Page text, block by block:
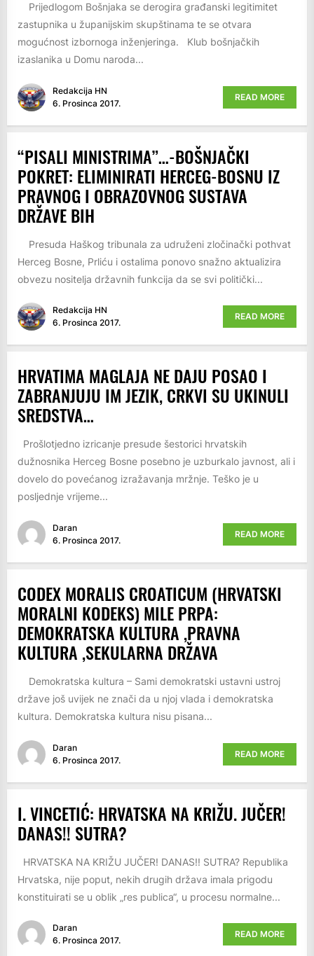
Prijedlogom Bošnjaka se derogira građanski legitimitet
zastupnika u županijskim skupštinama te se otvara
mogućnost izbornoga inženjeringa. Klub bošnjačkih
izaslanika u Domu naroda...
Redakcija HN
6. Prosinca 2017.
READ MORE
“PISALI MINISTRIMA”…-BOŠNJAČKI
POKRET: ELIMINIRATI HERCEG-BOSNU IZ
PRAVNOG I OBRAZOVNOG SUSTAVA
DRŽAVE BIH
Presuda Haškog tribunala za udruženi zločinački pothvat
Herceg Bosne, Prliću i ostalima ponovo snažno aktualizira
obvezu nositelja državnih funkcija da se svi politički...
Redakcija HN
6. Prosinca 2017.
READ MORE
HRVATIMA MAGLAJA NE DAJU POSAO I
ZABRANJUJU IM JEZIK, CRKVI SU UKINULI
SREDSTVA…
Prošlotjedno izricanje presude šestorici hrvatskih
dužnosnika Herceg Bosne posebno je uzburkalo javnost, ali i
dovelo do povećanog izražavanja mržnje. Teško je u
posljednje vrijeme...
Daran
6. Prosinca 2017.
READ MORE
CODEX MORALIS CROATICUM (HRVATSKI
MORALNI KODEKS) MILE PRPA:
DEMOKRATSKA KULTURA ,PRAVNA
KULTURA ,SEKULARNA DRŽAVA
Demokratska kultura – Sami demokratski ustavni ustroj
države još uvijek ne znači da u njoj vlada i demokratska
kultura. Demokratska kultura nisu pisana...
Daran
6. Prosinca 2017.
READ MORE
I. VINCETIĆ: HRVATSKA NA KRIŽU. JUČER!
DANAS!! SUTRA?
HRVATSKA NA KRIŽU JUČER! DANAS!! SUTRA? Republika
Hrvatska, nije poput, nekih drugih država imala prigodu
konstituirati se u oblik „res publica“, u procesu normalne...
Daran
6. Prosinca 2017.
READ MORE